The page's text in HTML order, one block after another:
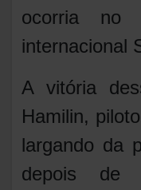
ocorria no
internacional
A vitória
Hamilin,
largando da
depois de